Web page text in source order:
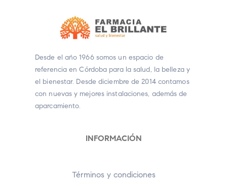
Desde el año 1966 somos un espacio de
referencia en Córdoba para la salud, la belleza y
el bienestar. Desde diciembre de 2014 contamos
con nuevas y mejores instalaciones, además de
aparcamiento.
INFORMACIÓN
Términos y condiciones